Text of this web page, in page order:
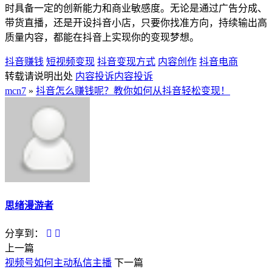
时具备一定的创新能力和商业敏感度。无论是通过广告分成、
带货直播，还是开设抖音小店，只要你找准方向，持续输出高
质量内容，都能在抖音上实现你的变现梦想。
抖音赚钱 短视频变现 抖音变现方式 内容创作 抖音电商
转载请说明出处 内容投诉内容投诉
mcn7 » 抖音怎么赚钱呢？教你如何从抖音轻松变现！
思绪漫游者
分享到：
上一篇
视频号如何主动私信主播 下一篇